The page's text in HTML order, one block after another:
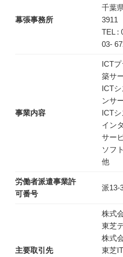
幕張事務所
千葉
3911
TEL
03-
事業内容
ICT
築サ
ICT
ンサ
ICT
イン
サー
ソフ
他
労働者派遣事業許
可番号
派13-
主要取引先
株式
東芝
株式
東芝